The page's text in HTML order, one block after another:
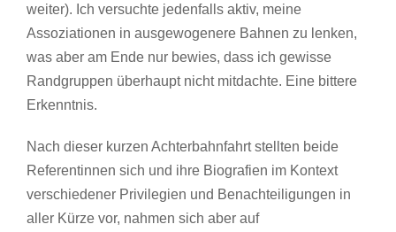
weiter). Ich versuchte jedenfalls aktiv, meine
Assoziationen in ausgewogenere Bahnen zu lenken,
was aber am Ende nur bewies, dass ich gewisse
Randgruppen überhaupt nicht mitdachte. Eine bittere
Erkenntnis.
Nach dieser kurzen Achterbahnfahrt stellten beide
Referentinnen sich und ihre Biografien im Kontext
verschiedener Privilegien und Benachteiligungen in
aller Kürze vor, nahmen sich aber auf